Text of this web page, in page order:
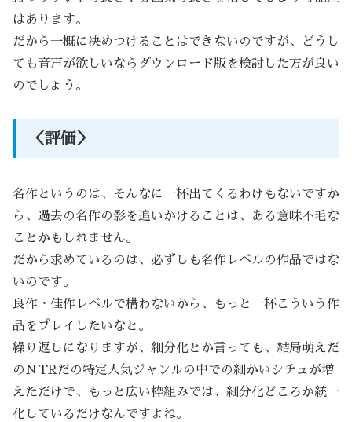
はあります。
だから一概に決めつけることはできないのですが、どうし
ても音声が欲しいならダウンロード版を検討した方が良い
のでしょう。
＜評価＞
名作というのは、そんなに一杯出てくるわけもないですか
ら、過去の名作の影を追いかけることは、ある意味不毛な
ことかもしれません。
だから求めているのは、必ずしも名作レベルの作品ではな
いのです。
良作・佳作レベルで構わないから、もっと一杯こういう作
品をプレイしたいなと。
繰り返しになりますが、細分化とか言っても、結局萌えだ
のNTRだの特定人気ジャンルの中での細かいシチュが増
えただけで、もっと広い枠組みでは、細分化どころか統一
化しているだけなんですよね。